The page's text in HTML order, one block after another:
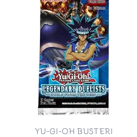
YU-GI-OH BUSTERI